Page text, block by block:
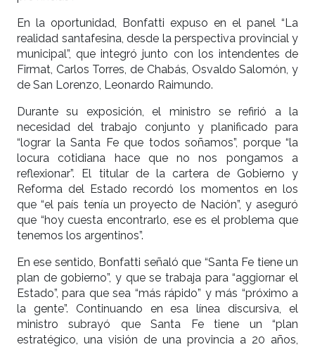
En la oportunidad, Bonfatti expuso en el panel “La
realidad santafesina, desde la perspectiva provincial y
municipal”, que integró junto con los intendentes de
Firmat, Carlos Torres, de Chabás, Osvaldo Salomón, y
de San Lorenzo, Leonardo Raimundo.
Durante su exposición, el ministro se refirió a la
necesidad del trabajo conjunto y planificado para
“lograr la Santa Fe que todos soñamos”, porque “la
locura cotidiana hace que no nos pongamos a
reflexionar”. El titular de la cartera de Gobierno y
Reforma del Estado recordó los momentos en los
que “el país tenía un proyecto de Nación”, y aseguró
que “hoy cuesta encontrarlo, ese es el problema que
tenemos los argentinos”.
En ese sentido, Bonfatti señaló que “Santa Fe tiene un
plan de gobierno”, y que se trabaja para “aggiornar el
Estado”, para que sea “más rápido” y más “próximo a
la gente”. Continuando en esa línea discursiva, el
ministro subrayó que Santa Fe tiene un “plan
estratégico, una visión de una provincia a 20 años,